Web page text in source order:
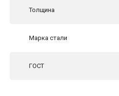
Толщина
Марка стали
ГОСТ